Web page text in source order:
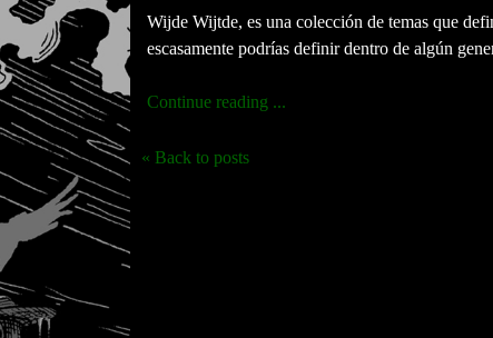
Wijde Wijtde, es una colección de temas que
escasamente podrías definir dentro de algún
Continue reading ...
« Back to posts